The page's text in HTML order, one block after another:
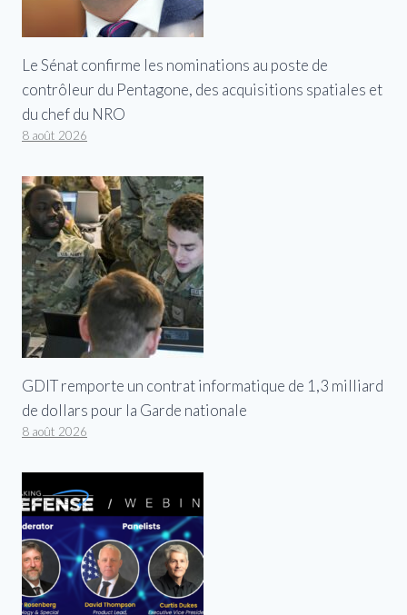
Le Sénat confirme les nominations au poste de
contrôleur du Pentagone, des acquisitions spatiales et
du chef du NRO
8 août 2026
GDIT remporte un contrat informatique de 1,3 milliard
de dollars pour la Garde nationale
8 août 2026